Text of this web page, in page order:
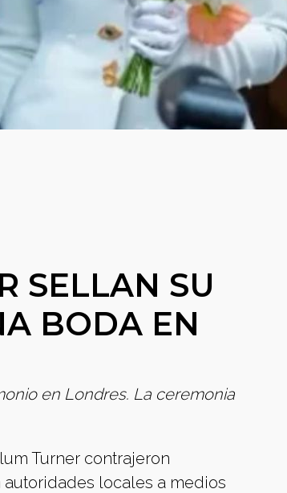
SELLAN SU
BODA EN
en Londres. La ceremonia
Turner contrajeron
locales a medios